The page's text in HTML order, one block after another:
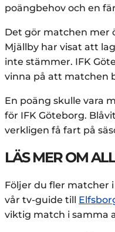
poängbehov och en
Det gör matchen mer
Mjällby har visat att
inte stämmer. IFK
vinna på att matchen
En poäng skulle vara
för IFK Göteborg.
verkligen få fart på
LÄS MER OM
Följer du fler matcher
vår tv-guide till
viktig match i samma